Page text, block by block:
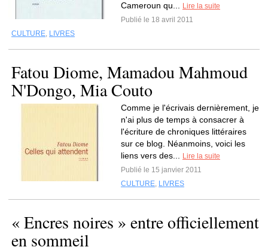
Cameroun qu...
Lire la suite
Publié le 18 avril 2011
CULTURE, LIVRES
Fatou Diome, Mamadou Mahmoud
N'Dongo, Mia Couto
Comme je l'écrivais dernièrement, je
n'ai plus de temps à consacrer à
l'écriture de chroniques littéraires
sur ce blog. Néanmoins, voici les
liens vers des...
Lire la suite
Publié le 15 janvier 2011
CULTURE, LIVRES
« Encres noires » entre officiellement
en sommeil